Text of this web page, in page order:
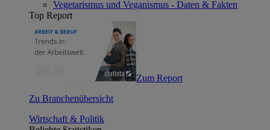
Vegetarismus und Veganismus - Daten & Fakten
Top Report
Zum Report
Zu Branchenübersicht
Wirtschaft & Politik